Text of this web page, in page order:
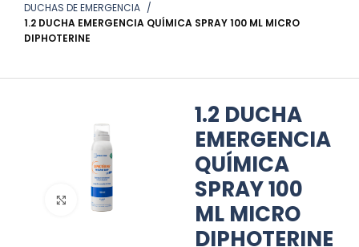
DUCHAS DE EMERGENCIA
1.2 DUCHA EMERGENCIA QUÍMICA SPRAY 100 ML MICRO
DIPHOTERINE
Haz clic para ampliar
1.2 DUCHA
EMERGENCIA
QUÍMICA
SPRAY 100
ML MICRO
DIPHOTERINE